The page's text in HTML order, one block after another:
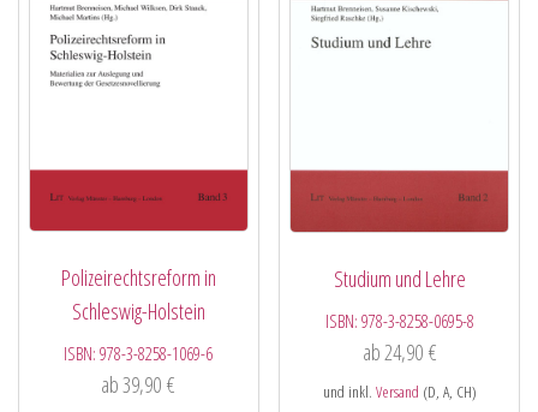
Polizeirechtsreform in
Schleswig-Holstein
ISBN:978-3-8258-1069-6
ab39,90€
Studium und Lehre
ISBN: 978-3-8258-0695-8
ab24,90 €
und inkl. Versand (D, A, CH)